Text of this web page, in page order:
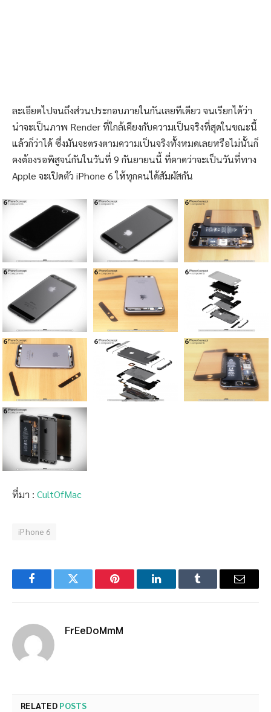
ละเอียดไปจนถึงส่วนประกอบภายในกันเลยทีเดียว จนเรียกได้ว่า
น่าจะเป็นภาพ Render ที่ใกล้เคียงกับความเป็นจริงที่สุดในขณะนี้
แล้วก็ว่าได้ ซึ่งมันจะตรงตามความเป็นจริงทั้งหมดเลยหรือไม่นั้นก็
คงต้องรอพิสูจน์กันในวันที่ 9 กันยายนนี้ ที่คาดว่าจะเป็นวันที่ทาง
Apple จะเปิดตัว iPhone 6 ให้ทุกคนได้สัมผัสกัน
ที่มา : CultOfMac
iPhone 6
FacebookTwitter Pinterest LinkedInTumblr Email
FrEeDoMmM
RELATED POSTS